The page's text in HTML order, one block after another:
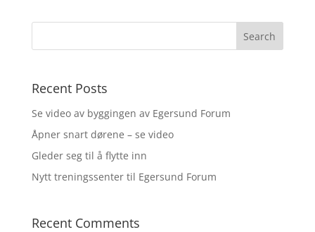
Recent Posts
Se video av byggingen av Egersund Forum
Åpner snart dørene – se video
Gleder seg til å flytte inn
Nytt treningssenter til Egersund Forum
Recent Comments